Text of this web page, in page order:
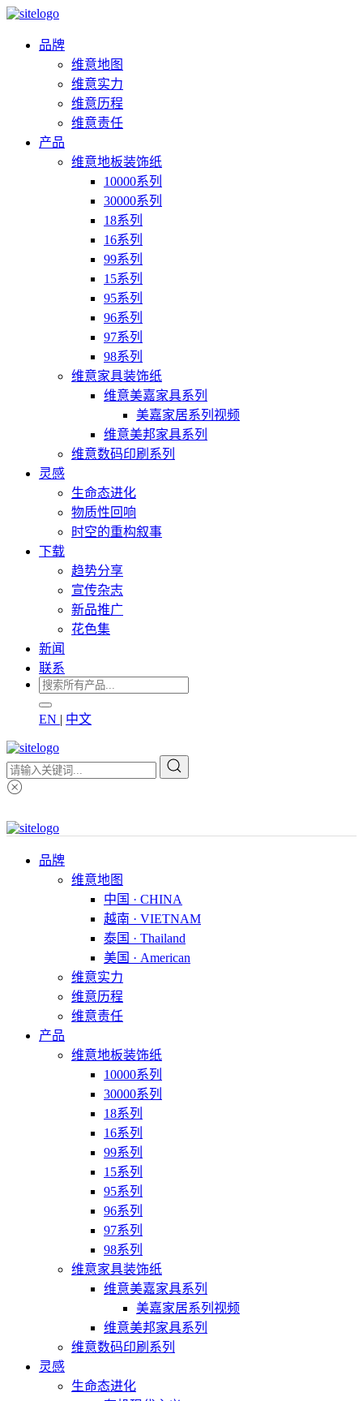
品牌
维意地图
维意实力
维意历程
维意责任
产品
维意地板装饰纸
10000系列
30000系列
18系列
16系列
99系列
15系列
95系列
96系列
97系列
98系列
维意家具装饰纸
维意美嘉家具系列
美嘉家居系列视频
维意美邦家具系列
维意数码印刷系列
灵感
生命态进化
物质性回响
时空的重构叙事
下载
趋势分享
宣传杂志
新品推广
花色集
新闻
联系
EN | 中文
品牌
维意地图
中国 · CHINA
越南 · VIETNAM
泰国 · Thailand
美国 · American
维意实力
维意历程
维意责任
产品
维意地板装饰纸
10000系列
30000系列
18系列
16系列
99系列
15系列
95系列
96系列
97系列
98系列
维意家具装饰纸
维意美嘉家具系列
美嘉家居系列视频
维意美邦家具系列
维意数码印刷系列
灵感
生命态进化